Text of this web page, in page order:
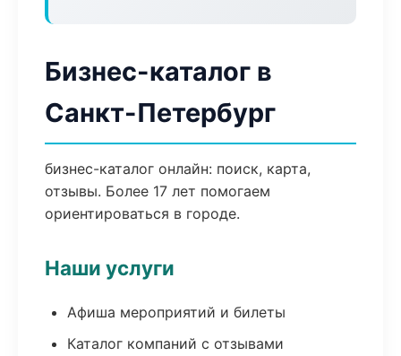
Бизнес-каталог в
Санкт-Петербург
бизнес-каталог онлайн: поиск, карта,
отзывы. Более 17 лет помогаем
ориентироваться в городе.
Наши услуги
Афиша мероприятий и билеты
Каталог компаний с отзывами